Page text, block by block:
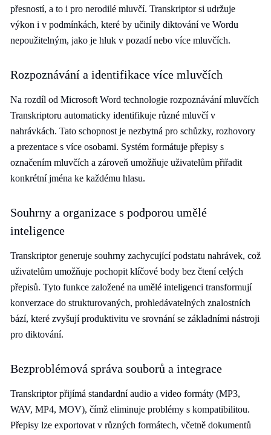
přesností, a to i pro nerodilé mluvčí. Transkriptor si udržuje
výkon i v podmínkách, které by učinily diktování ve Wordu
nepoužitelným, jako je hluk v pozadí nebo více mluvčích.
Rozpoznávání a identifikace více mluvčích
Na rozdíl od Microsoft Word technologie rozpoznávání mluvčích
Transkriptoru automaticky identifikuje různé mluvčí v
nahrávkách. Tato schopnost je nezbytná pro schůzky, rozhovory
a prezentace s více osobami. Systém formátuje přepisy s
označením mluvčích a zároveň umožňuje uživatelům přiřadit
konkrétní jména ke každému hlasu.
Souhrny a organizace s podporou umělé
inteligence
Transkriptor generuje souhrny zachycující podstatu nahrávek, což
uživatelům umožňuje pochopit klíčové body bez čtení celých
přepisů. Tyto funkce založené na umělé inteligenci transformují
konverzace do strukturovaných, prohledávatelných znalostních
bází, které zvyšují produktivitu ve srovnání se základními nástroji
pro diktování.
Bezproblémová správa souborů a integrace
Transkriptor přijímá standardní audio a video formáty (MP3,
WAV, MP4, MOV), čímž eliminuje problémy s kompatibilitou.
Přepisy lze exportovat v různých formátech, včetně dokumentů